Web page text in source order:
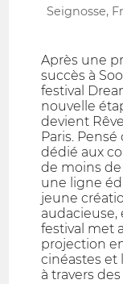
Seignosse,
Après une
succès à
festival
nouvelle
devient
Paris.
dédié aux
de moins
une ligne
jeune
audacieuse,
festival met
projection
cinéastes et
à travers